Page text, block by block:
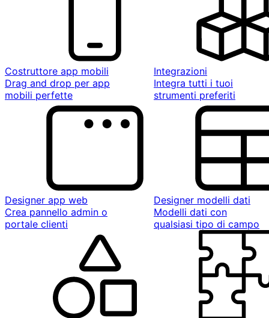
Costruttore app mobili
Drag and drop per app
mobili perfette
Integrazioni
Integra tutti i tuoi
strumenti preferiti
Designer app web
Crea pannello admin o
portale clienti
Designer modelli dati
Modelli dati con
qualsiasi tipo di campo